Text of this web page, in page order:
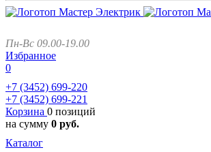
Пн-Вс 09.00-19.00
Избранное
0
+7 (3452) 699-220
+7 (3452) 699-221
Корзина 0 позиций
на сумму 0 руб.
Каталог